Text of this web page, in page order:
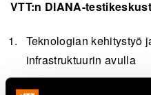
VTT:n DIANA-
Teknologian kehitystyö
infrastruktuurin avulla